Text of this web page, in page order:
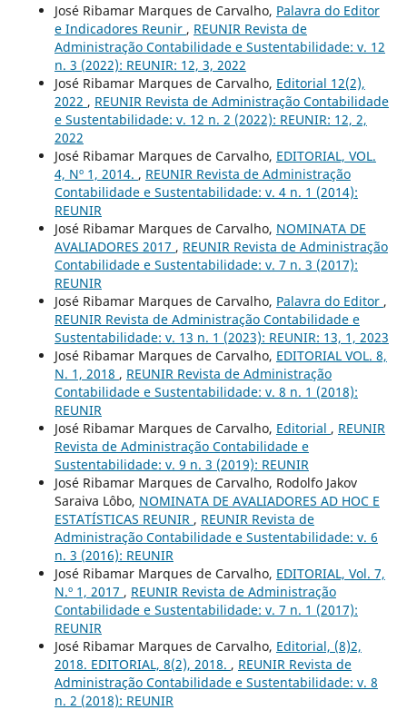
José Ribamar Marques de Carvalho, Palavra do Editor
e Indicadores Reunir , REUNIR Revista de
Administração Contabilidade e Sustentabilidade: v. 12
n. 3 (2022): REUNIR: 12, 3, 2022
José Ribamar Marques de Carvalho, Editorial 12(2),
2022 , REUNIR Revista de Administração Contabilidade
e Sustentabilidade: v. 12 n. 2 (2022): REUNIR: 12, 2,
2022
José Ribamar Marques de Carvalho, EDITORIAL, VOL.
4, Nº 1, 2014. , REUNIR Revista de Administração
Contabilidade e Sustentabilidade: v. 4 n. 1 (2014):
REUNIR
José Ribamar Marques de Carvalho, NOMINATA DE
AVALIADORES 2017 , REUNIR Revista de Administração
Contabilidade e Sustentabilidade: v. 7 n. 3 (2017):
REUNIR
José Ribamar Marques de Carvalho, Palavra do Editor ,
REUNIR Revista de Administração Contabilidade e
Sustentabilidade: v. 13 n. 1 (2023): REUNIR: 13, 1, 2023
José Ribamar Marques de Carvalho, EDITORIAL VOL. 8,
N. 1, 2018 , REUNIR Revista de Administração
Contabilidade e Sustentabilidade: v. 8 n. 1 (2018):
REUNIR
José Ribamar Marques de Carvalho, Editorial , REUNIR
Revista de Administração Contabilidade e
Sustentabilidade: v. 9 n. 3 (2019): REUNIR
José Ribamar Marques de Carvalho, Rodolfo Jakov
Saraiva Lôbo, NOMINATA DE AVALIADORES AD HOC E
ESTATÍSTICAS REUNIR , REUNIR Revista de
Administração Contabilidade e Sustentabilidade: v. 6
n. 3 (2016): REUNIR
José Ribamar Marques de Carvalho, EDITORIAL, Vol. 7,
N.º 1, 2017 , REUNIR Revista de Administração
Contabilidade e Sustentabilidade: v. 7 n. 1 (2017):
REUNIR
José Ribamar Marques de Carvalho, Editorial, (8)2,
2018. EDITORIAL, 8(2), 2018. , REUNIR Revista de
Administração Contabilidade e Sustentabilidade: v. 8
n. 2 (2018): REUNIR